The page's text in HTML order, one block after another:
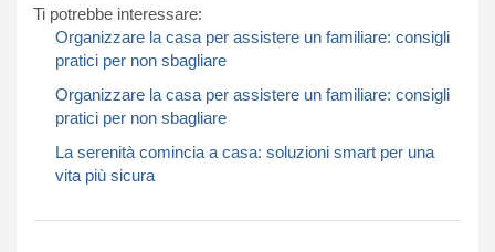
Ti potrebbe interessare:
Organizzare la casa per assistere un familiare: consigli
pratici per non sbagliare
Organizzare la casa per assistere un familiare: consigli
pratici per non sbagliare
La serenità comincia a casa: soluzioni smart per una
vita più sicura